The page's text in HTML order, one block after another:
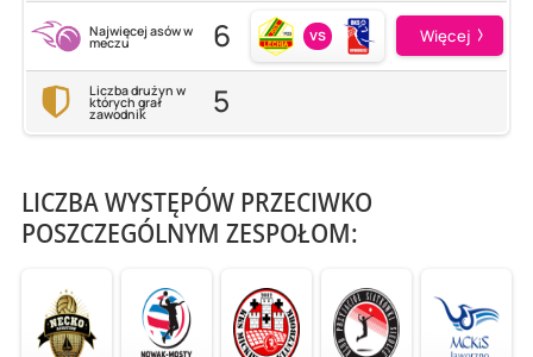
Najwięcej asów w
meczu 6 vs Więcej
Liczba drużyn w
których grał
zawodnik 5
LICZBA WYSTĘPÓW PRZECIWKO
POSZCZEGÓLNYM ZESPOŁOM: